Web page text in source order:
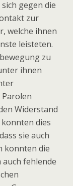
gegen die
zur
welche ihnen
leisteten.
zu
ihnen
Widerstand
dies
sie auch
konnten die
fehlende